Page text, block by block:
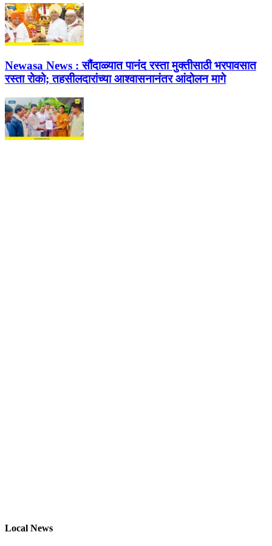
Newasa News : सौंदाळ्यात पानंद रस्ता मुक्तीसाठी भरपावसात
रस्ता रोको; तहसीलदारांच्या आश्वासनानंतर आंदोलन मागे
Local News